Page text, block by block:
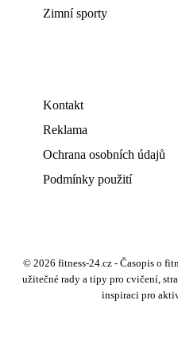
Zimní sporty
Kontakt
Reklama
Ochrana osobních údajů
Podmínky použití
© 2026 fitness-24.cz - Časopis o
užitečné rady a tipy pro cvičení,
inspiraci pro